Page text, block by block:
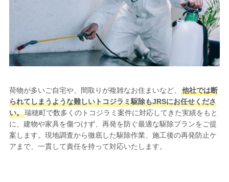
荷物が多いご自宅や、間取りが複雑なお住まいなど、
他社では断
られてしまうような難しいトコジラミ駆除もJRSにお任せくださ
い。瑞穂町で数多くのトコジラミ案件に対応してきた実績をもと
に、建物や家具を傷つけず、再発を防ぐ最適な駆除プランをご提
案します。現地調査から徹底した駆除作業、施工後の再発防止ケ
アまで、一貫して責任を持って対応いたします。